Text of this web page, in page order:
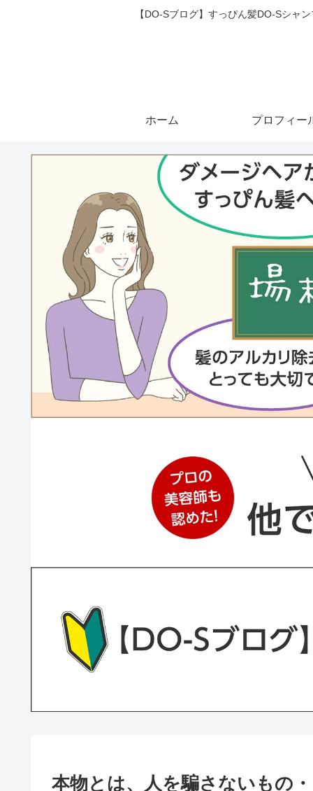
【DO-Sブログ】すっぴん髪DO-Sシャ
ホーム プロフィー
本物とは、人を騙さないもの